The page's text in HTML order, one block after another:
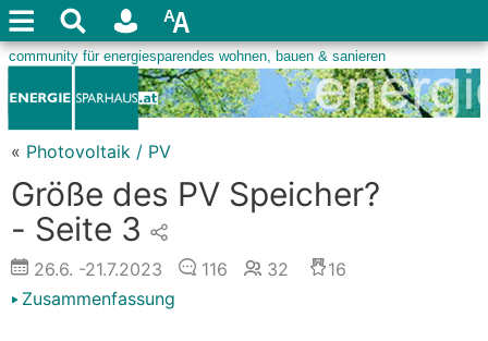
« Photovoltaik / PV
Größe des PV Speicher?
- Seite 3
26.6. -21.7.2023 116 32
16
Zusammenfassung